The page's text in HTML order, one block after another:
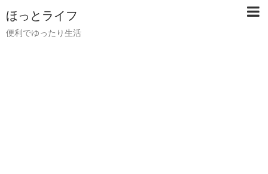
ほっとライフ
便利でゆったり生活